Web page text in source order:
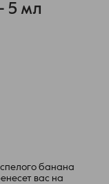
5 мл
банана
вас на